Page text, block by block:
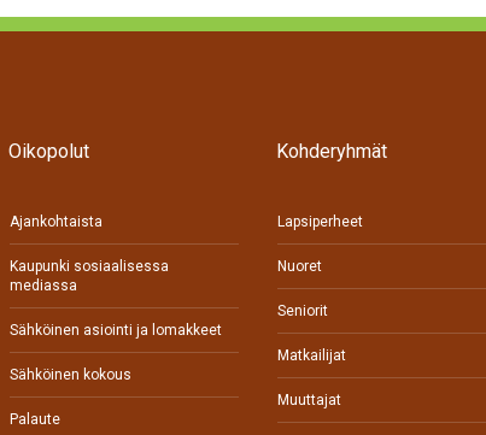
Oikopolut
Ajankohtaista
Kaupunki sosiaalisessa
mediassa
Sähköinen asiointi ja lomakkeet
Sähköinen kokous
Palaute
Kohderyhmät
Lapsiperheet
Nuoret
Seniorit
Matkailijat
Muuttajat